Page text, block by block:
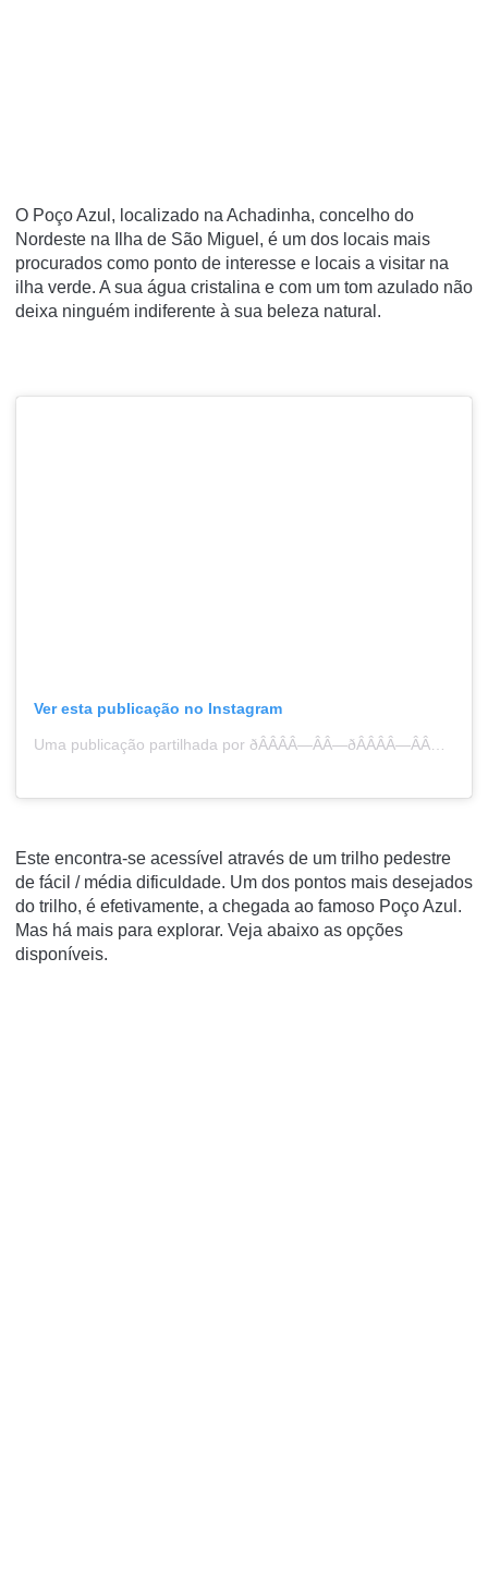
O Poço Azul , localizado na Achadinha, concelho do
Nordeste na Ilha de São Miguel, é um dos locais mais
procurados como ponto de interesse e locais a visitar na
ilha verde. A sua água cristalina e com um tom azulado não
deixa ninguém indiferente à sua beleza natural.
Ver esta publicação no Instagram
Este encontra-se acessível através de um trilho pedestre
de fácil / média dificuldade. Um dos pontos mais desejados
do trilho, é efetivamente, a chegada ao famoso Poço Azul.
Mas há mais para explorar. Veja abaixo as opções
disponíveis.